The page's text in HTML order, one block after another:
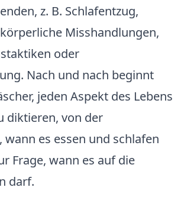
z. B. Schlafentzug,
Misshandlungen,
oder
Nach und nach beginnt
jeden Aspekt des Lebens
diktieren, von der
es essen und schlafen
Frage, wann es auf die
darf.